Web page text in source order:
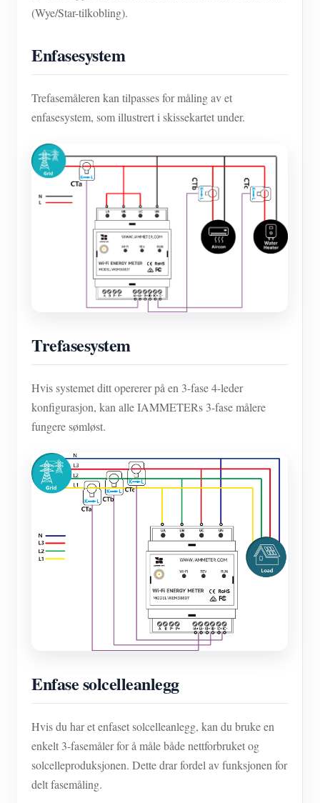
(Wye/Star-tilkobling).
Enfasesystem
Trefasemåleren kan tilpasses for måling av et
enfasesystem, som illustrert i skissekartet under.
Trefasesystem
Hvis systemet ditt opererer på en 3-fase 4-leder
konfigurasjon, kan alle IAMMETERs 3-fase målere
fungere sømløst.
Enfase solcelleanlegg
Hvis du har et enfaset solcelleanlegg, kan du bruke en
enkelt 3-fasemåler for å måle både nettforbruket og
solcelleproduksjonen. Dette drar fordel av funksjonen for
delt fasemåling.